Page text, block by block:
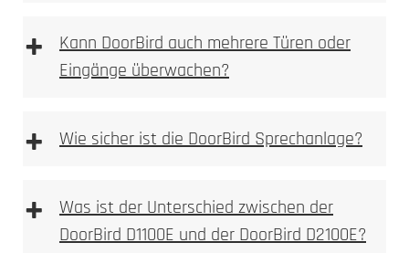
+
Kann DoorBird auch mehrere Türen oder
Eingänge überwachen?
+ Wie sicher ist die DoorBird Sprechanlage?
+
Was ist der Unterschied zwischen der
DoorBird D1100E und der DoorBird D2100E?